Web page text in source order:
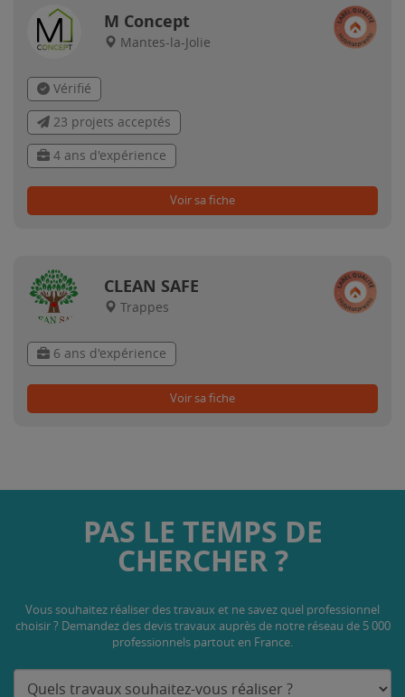
M Concept
Mantes-la-Jolie
Vérifié
23 projets acceptés
4 ans d'expérience
Voir sa fiche
CLEAN SAFE
Trappes
6 ans d'expérience
Voir sa fiche
PAS LE TEMPS DE
CHERCHER ?
Vous souhaitez réaliser des travaux et ne savez quel professionnel
choisir ? Demandez des devis travaux auprès de notre réseau de 5 000
professionnels partout en France.